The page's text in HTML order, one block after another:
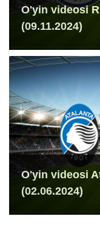
O'yin videosi
(09.11.2024)
O'yin videosi
(02.06.2024)